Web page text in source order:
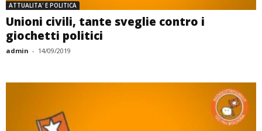
ATTUALITA' E POLITICA
Unioni civili, tante sveglie contro i
giochetti politici
admin - 14/09/2019